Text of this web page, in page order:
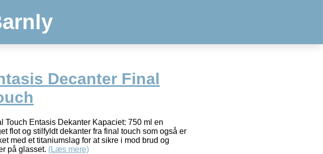
Decanter Final
Touch Entasis Dekanter Kapaciet: 750 ml en
flot og stilfyldt dekanter fra final touch som også er
med et titaniumslag for at sikre i mod brud og
på glasset. (Læs mere)